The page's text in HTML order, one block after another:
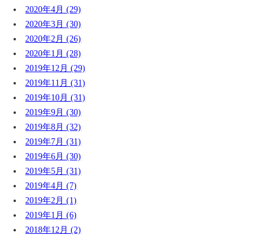
2020年4月 (29)
2020年3月 (30)
2020年2月 (26)
2020年1月 (28)
2019年12月 (29)
2019年11月 (31)
2019年10月 (31)
2019年9月 (30)
2019年8月 (32)
2019年7月 (31)
2019年6月 (30)
2019年5月 (31)
2019年4月 (7)
2019年2月 (1)
2019年1月 (6)
2018年12月 (2)